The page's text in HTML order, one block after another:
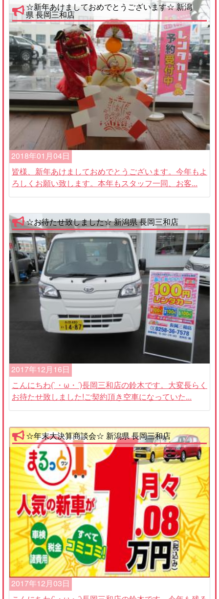
☆新年あけましておめでとうございます☆ 新潟
県 長岡三和店
2018年01月04日
皆様、新年あけましておめでとうございます。今年もよ
ろしくお願い致します。本年もスタッフ一同、お客...
☆お待たせ致しました☆ 新潟県 長岡三和店
2017年12月16日
こんにちわ(`・ω・´)長岡三和店の鈴木です。大変長らく
お待たせ致しました!ご契約頂き空車になっていた...
☆年末大決算商談会☆ 新潟県 長岡三和店
2017年12月03日